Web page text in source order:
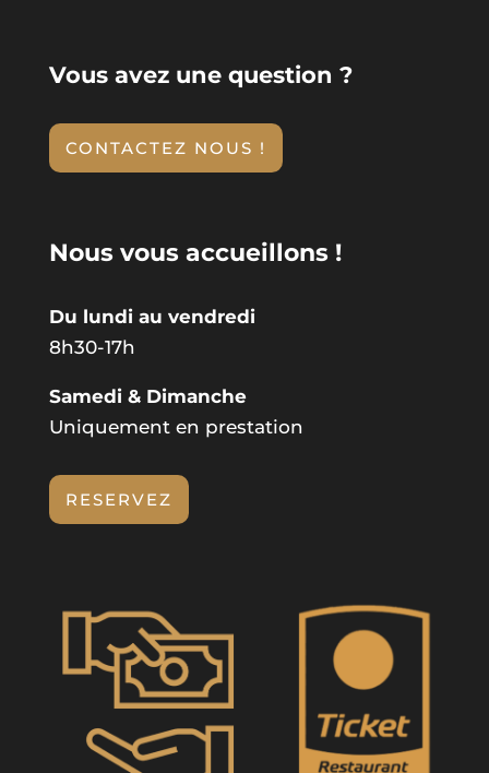
Vous avez une question ?
CONTACTEZ NOUS !
Nous vous accueillons !
Du lundi au vendredi
8h30-17h
Samedi & Dimanche
Uniquement en prestation
RESERVEZ